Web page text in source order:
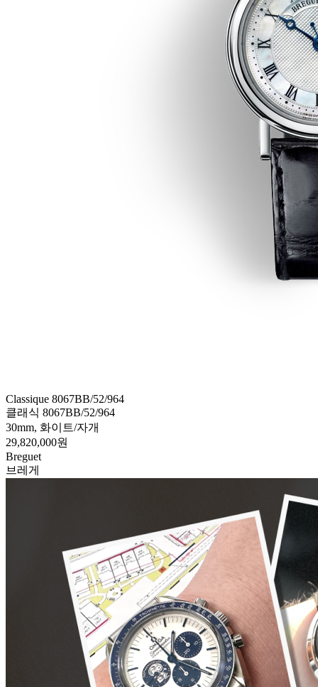
Classique 8067BB/52/964
클래식 8067BB/52/964
30mm, 화이트/자개
29,820,000원
Breguet
브레게